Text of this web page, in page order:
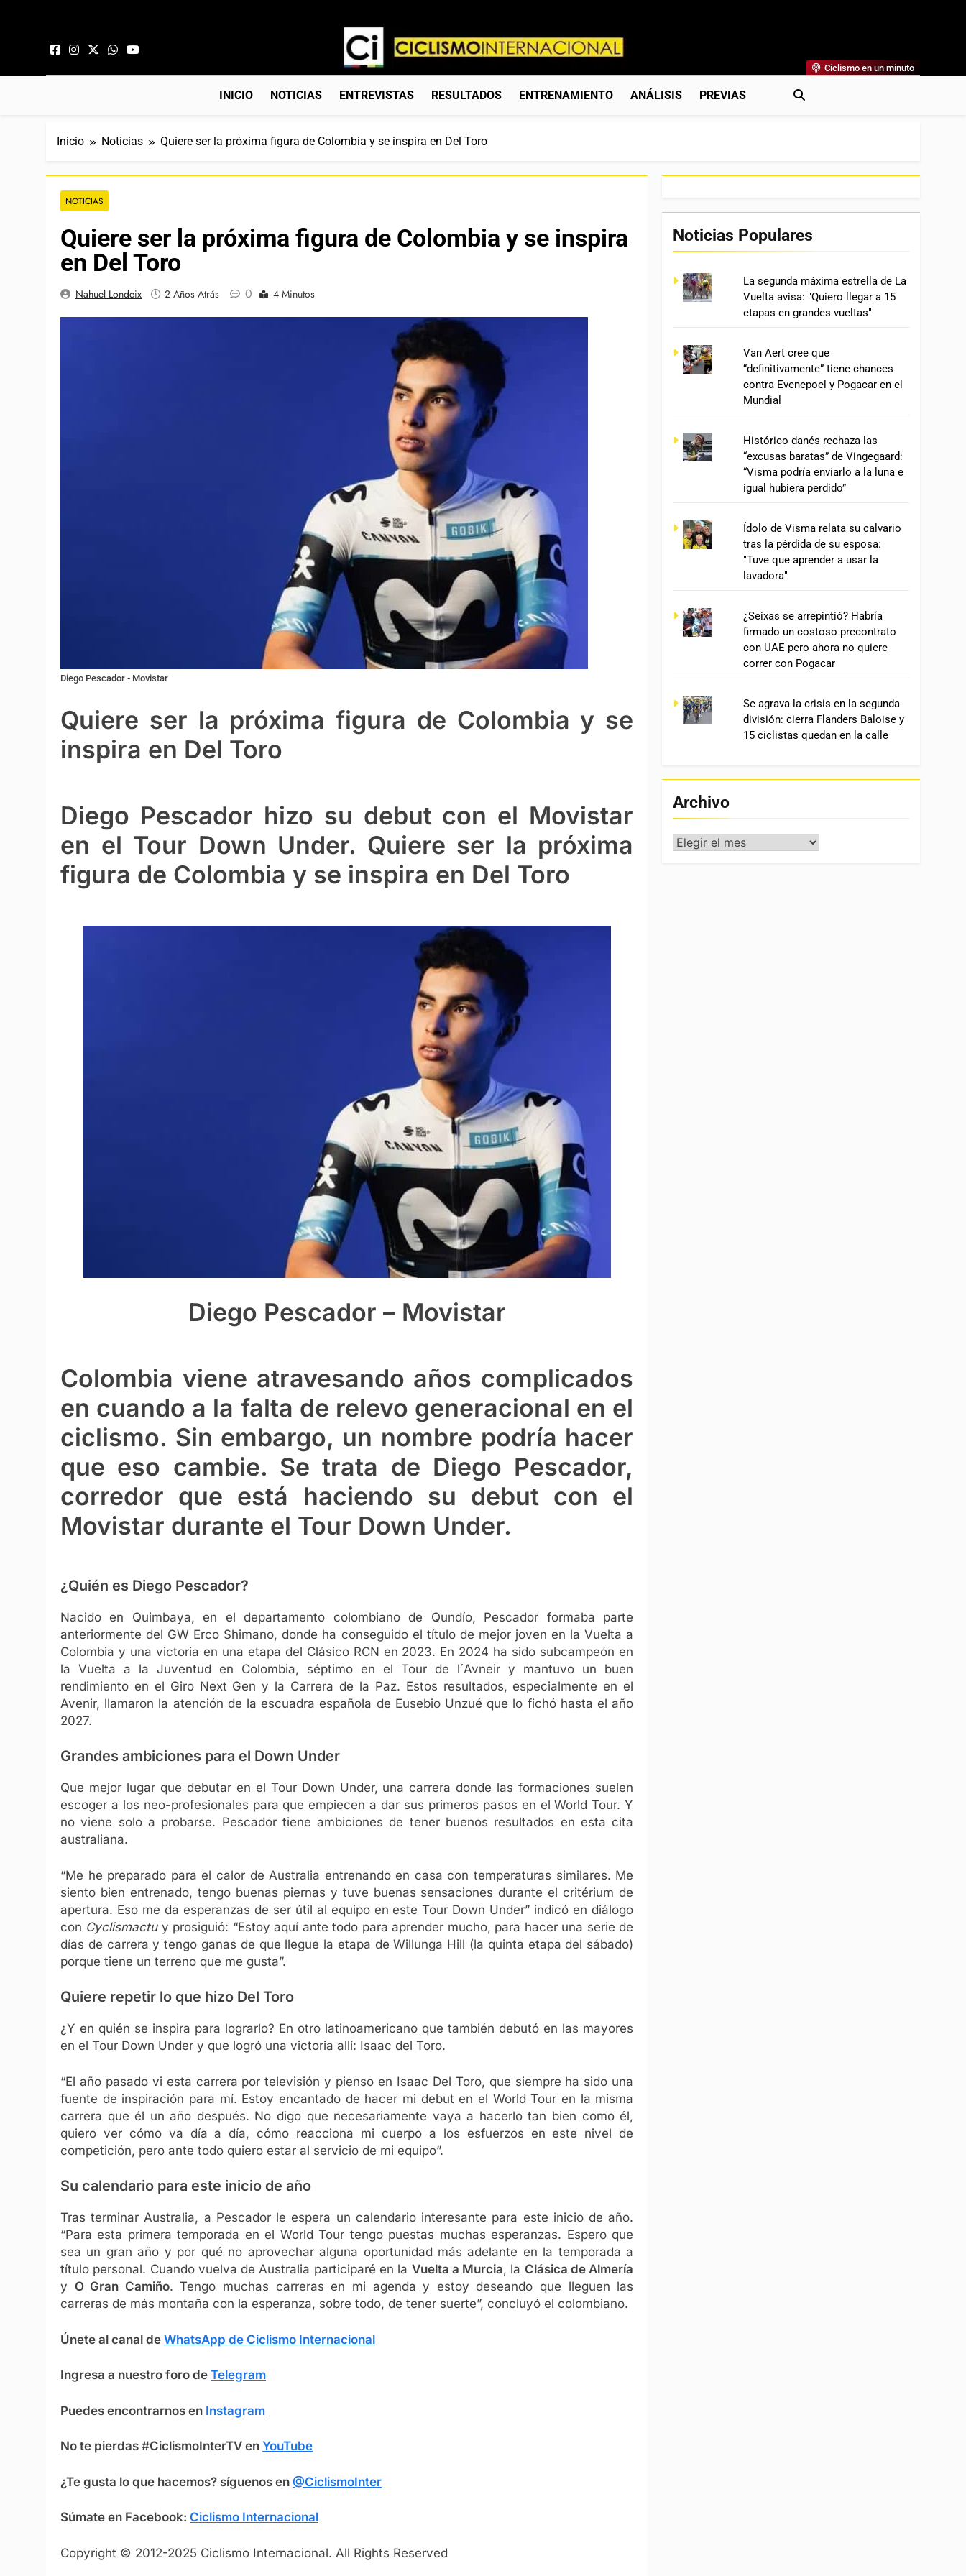
Ciclismo Internacional
Web Dedicada Al Ciclismo Mundial. Entrevistas, Análisis, Crónicas, Previas Y Más. La Web Ciclista De Referencia.
Ciclismo en un minuto
INICIO NOTICIAS ENTREVISTAS RESULTADOS ENTRENAMIENTO ANÁLISIS PREVIAS
Inicio Noticias Quiere ser la próxima figura de Colombia y se inspira en Del Toro
NOTICIAS
Quiere ser la próxima figura de Colombia y se inspira
en Del Toro
Nahuel Londeix 2 Años Atrás 0 4 Minutos
Diego Pescador - Movistar
Quiere ser la próxima figura de Colombia y se
inspira en Del Toro
Diego Pescador hizo su debut con el Movistar
en el Tour Down Under. Quiere ser la próxima
figura de Colombia y se inspira en Del Toro
Diego Pescador – Movistar
Colombia viene atravesando años complicados
en cuando a la falta de relevo generacional en el
ciclismo. Sin embargo, un nombre podría hacer
que eso cambie. Se trata de Diego Pescador,
corredor que está haciendo su debut con el
Movistar durante el Tour Down Under.
¿Quién es Diego Pescador?
Nacido en Quimbaya, en el departamento colombiano de Qundío, Pescador formaba parte
anteriormente del GW Erco Shimano, donde ha conseguido el título de mejor joven en la Vuelta a
Colombia y una victoria en una etapa del Clásico RCN en 2023. En 2024 ha sido subcampeón en
la Vuelta a la Juventud en Colombia, séptimo en el Tour de l´Avneir y mantuvo un buen
rendimiento en el Giro Next Gen y la Carrera de la Paz. Estos resultados, especialmente en el
Avenir, llamaron la atención de la escuadra española de Eusebio Unzué que lo fichó hasta el año
2027.
Grandes ambiciones para el Down Under
Que mejor lugar que debutar en el Tour Down Under, una carrera donde las formaciones suelen
escoger a los neo-profesionales para que empiecen a dar sus primeros pasos en el World Tour. Y
no viene solo a probarse. Pescador tiene ambiciones de tener buenos resultados en esta cita
australiana.
“Me he preparado para el calor de Australia entrenando en casa con temperaturas similares. Me
siento bien entrenado, tengo buenas piernas y tuve buenas sensaciones durante el critérium de
apertura. Eso me da esperanzas de ser útil al equipo en este Tour Down Under” indicó en diálogo
con Cyclismactu y prosiguió: “Estoy aquí ante todo para aprender mucho, para hacer una serie de
días de carrera y tengo ganas de que llegue la etapa de Willunga Hill (la quinta etapa del sábado)
porque tiene un terreno que me gusta”.
Quiere repetir lo que hizo Del Toro
¿Y en quién se inspira para lograrlo? En otro latinoamericano que también debutó en las mayores
en el Tour Down Under y que logró una victoria allí: Isaac del Toro.
“El año pasado vi esta carrera por televisión y pienso en Isaac Del Toro, que siempre ha sido una
fuente de inspiración para mí. Estoy encantado de hacer mi debut en el World Tour en la misma
carrera que él un año después. No digo que necesariamente vaya a hacerlo tan bien como él,
quiero ver cómo va día a día, cómo reacciona mi cuerpo a los esfuerzos en este nivel de
competición, pero ante todo quiero estar al servicio de mi equipo”.
Su calendario para este inicio de año
Tras terminar Australia, a Pescador le espera un calendario interesante para este inicio de año.
“Para esta primera temporada en el World Tour tengo puestas muchas esperanzas. Espero que
sea un gran año y por qué no aprovechar alguna oportunidad más adelante en la temporada a
título personal. Cuando vuelva de Australia participaré en la Vuelta a Murcia, la Clásica de Almería
y O Gran Camiño. Tengo muchas carreras en mi agenda y estoy deseando que lleguen las
carreras de más montaña con la esperanza, sobre todo, de tener suerte”, concluyó el colombiano.
Únete al canal de WhatsApp de Ciclismo Internacional
Ingresa a nuestro foro de Telegram
Puedes encontrarnos en Instagram
No te pierdas #CiclismoInterTV en YouTube
¿Te gusta lo que hacemos? síguenos en @CiclismoInter
Súmate en Facebook: Ciclismo Internacional
Copyright © 2012-2025 Ciclismo Internacional. All Rights Reserved
Noticias Populares
La segunda máxima estrella de La
Vuelta avisa: "Quiero llegar a 15
etapas en grandes vueltas"
Van Aert cree que
“definitivamente” tiene chances
contra Evenepoel y Pogacar en el
Mundial
Histórico danés rechaza las
“excusas baratas” de Vingegaard:
“Visma podría enviarlo a la luna e
igual hubiera perdido”
Ídolo de Visma relata su calvario
tras la pérdida de su esposa:
"Tuve que aprender a usar la
lavadora"
¿Seixas se arrepintió? Habría
firmado un costoso precontrato
con UAE pero ahora no quiere
correr con Pogacar
Se agrava la crisis en la segunda
división: cierra Flanders Baloise y
15 ciclistas quedan en la calle
Archivo
Archivo